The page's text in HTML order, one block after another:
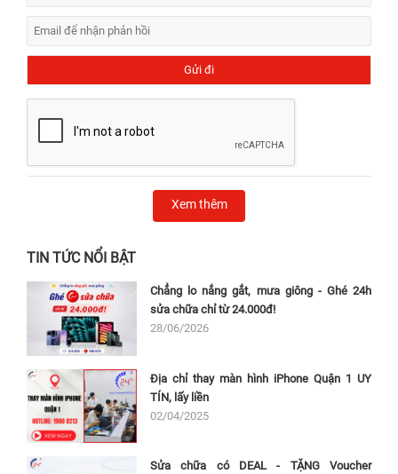
Xem thêm
TIN TỨC NỔI BẬT
Chẳng lo nắng gắt, mưa giông - Ghé 24h
sửa chữa chỉ từ 24.000đ!
28/06/2026
Địa chỉ thay màn hình iPhone Quận 1 UY
TÍN, lấy liền
02/04/2025
Sửa chữa có DEAL - TẶNG Voucher